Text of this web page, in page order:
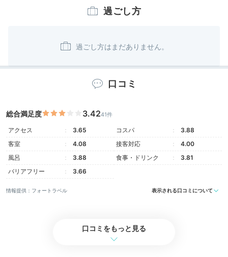
過ごし方
口コミ
総合満足度 3.4241件
アクセス 3.65 コスパ
3.88
客室
4.08 接客対応
4.00
風呂
3.88 食事・ドリンク
3.81
バリアフリー
3.66
情報提供：フォートラベル 表示される口コミについて
口コミをもっと見る